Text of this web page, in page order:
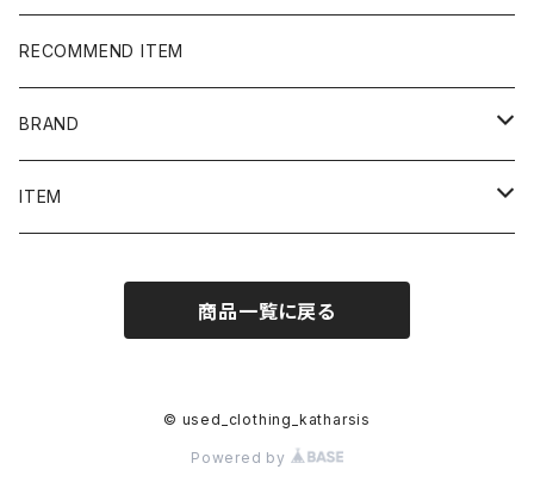
RECOMMEND ITEM
BRAND
NIKE
Ralph Lauren/Polo Sport
ITEM
商品一覧に戻る
© used_clothing_katharsis
Powered by